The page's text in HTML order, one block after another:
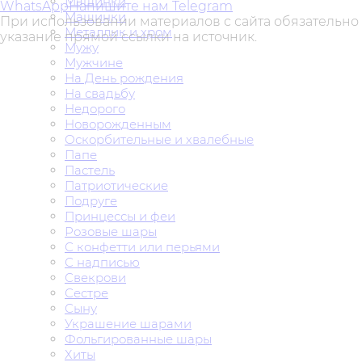
Машинки
Металлик и хром
Мужу
Мужчине
На День рождения
На свадьбу
Недорого
Новорожденным
Оскорбительные и хвалебные
Папе
Пастель
Патриотические
Подруге
Принцессы и феи
Розовые шары
С конфетти или перьями
С надписью
Свекрови
Сестре
Сыну
Украшение шарами
Фольгированные шары
Хиты
WhatsAppНапишите нам Telegram
При использовании материалов с сайта обязательно
указание прямой ссылки на источник.